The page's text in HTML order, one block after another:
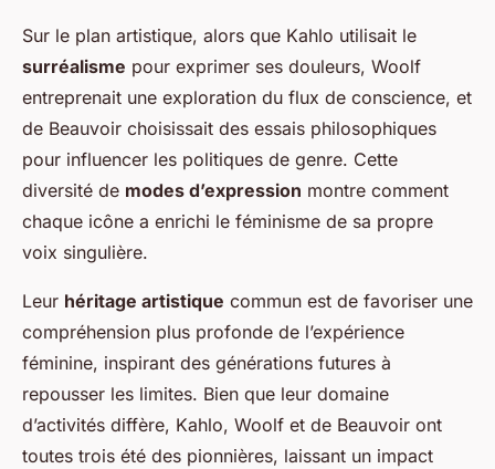
Sur le plan artistique, alors que Kahlo utilisait le
surréalisme pour exprimer ses douleurs, Woolf
entreprenait une exploration du flux de conscience, et
de Beauvoir choisissait des essais philosophiques
pour influencer les politiques de genre. Cette
diversité de modes d’expression montre comment
chaque icône a enrichi le féminisme de sa propre
voix singulière.
Leur héritage artistique commun est de favoriser une
compréhension plus profonde de l’expérience
féminine, inspirant des générations futures à
repousser les limites. Bien que leur domaine
d’activités diffère, Kahlo, Woolf et de Beauvoir ont
toutes trois été des pionnières, laissant un impact